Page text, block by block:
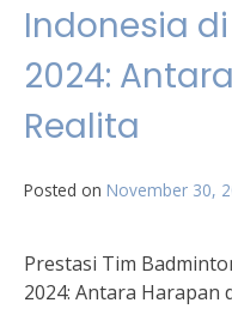
Indonesia
2024:
Realita
Posted on November 30,
Prestasi Tim
2024: Antara Harapan